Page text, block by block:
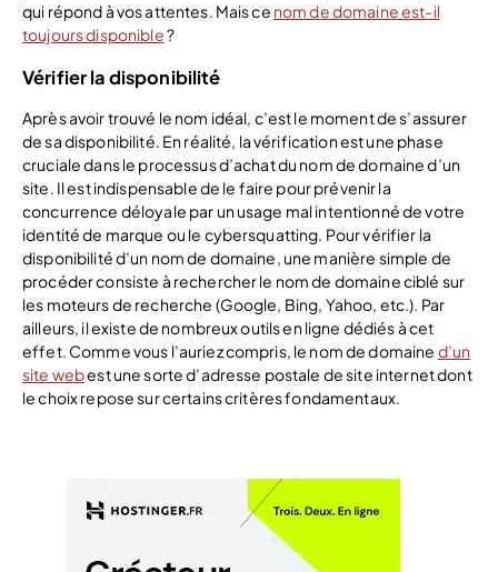
qui répond à vos attentes. Mais ce nom de domaine est-il
toujours disponible?
Vérifier la disponibilité
Après avoir trouvé le nom idéal, c’est le moment de s’assurer
de sa disponibilité. En réalité, la vérification est une phase
cruciale dans le processus d’achat du nom de domaine d’un
site. Il est indispensable de le faire pour prévenir la
concurrence déloyale par un usage mal intentionné de votre
identité de marque ou le cybersquatting. Pour vérifier la
disponibilité d’un nom de domaine, une manière simple de
procéder consiste à rechercher le nom de domaine ciblé sur
les moteurs de recherche (Google, Bing, Yahoo, etc.). Par
ailleurs, il existe de nombreux outils en ligne dédiés à cet
effet. Comme vous l’auriez compris, le nom de domaine d’un
site webest une sorte d’adresse postale de site internet dont
le choix repose sur certains critères fondamentaux.